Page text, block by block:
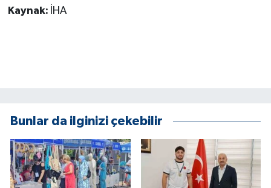
Kaynak: İHA
Bunlar da ilginizi çekebilir